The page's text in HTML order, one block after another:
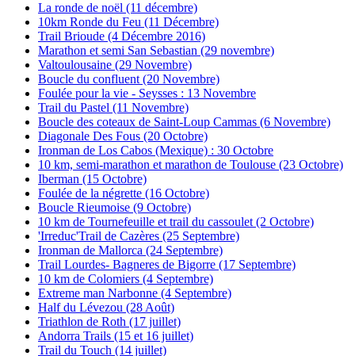
La ronde de noël (11 décembre)
10km Ronde du Feu (11 Décembre)
Trail Brioude (4 Décembre 2016)
Marathon et semi San Sebastian (29 novembre)
Valtoulousaine (29 Novembre)
Boucle du confluent (20 Novembre)
Foulée pour la vie - Seysses : 13 Novembre
Trail du Pastel (11 Novembre)
Boucle des coteaux de Saint-Loup Cammas (6 Novembre)
Diagonale Des Fous (20 Octobre)
Ironman de Los Cabos (Mexique) : 30 Octobre
10 km, semi-marathon et marathon de Toulouse (23 Octobre)
Iberman (15 Octobre)
Foulée de la négrette (16 Octobre)
Boucle Rieumoise (9 Octobre)
10 km de Tournefeuille et trail du cassoulet (2 Octobre)
'Irreduc'Trail de Cazères (25 Septembre)
Ironman de Mallorca (24 Septembre)
Trail Lourdes- Bagneres de Bigorre (17 Septembre)
10 km de Colomiers (4 Septembre)
Extreme man Narbonne (4 Septembre)
Half du Lévezou (28 Août)
Triathlon de Roth (17 juillet)
Andorra Trails (15 et 16 juillet)
Trail du Touch (14 juillet)